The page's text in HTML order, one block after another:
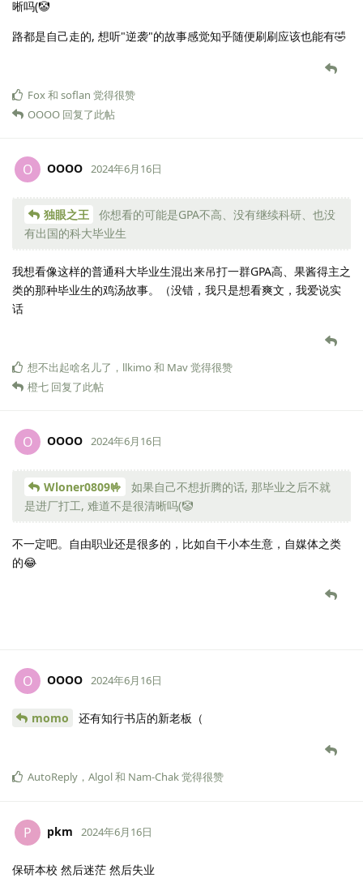
晰吗(🤡
路都是自己走的, 想听"逆袭"的故事感觉知乎随便刷刷应该也能有🤣
Fox和 soflan 觉得很赞
OOOO 回复了此帖
O OOOO 2024年6月16日
独眼之王
你想看的可能是GPA不高、没有继续科研、也没
有出国的科大毕业生
我想看像这样的普通科大毕业生混出来吊打一群GPA高、果酱得主之
类的那种毕业生的鸡汤故事。（没错，我只是想看爽文，我爱说实
话
想不出起啥名儿了 ， llkimo 和 Mav觉得很赞
橙七 回复了此帖
O OOOO 2024年6月16日
Wloner0809🤟
如果自己不想折腾的话, 那毕业之后不就
是进厂打工, 难道不是很清晰吗(🤡
不一定吧。自由职业还是很多的，比如自干小本生意，自媒体之类
的😂
O OOOO 2024年6月16日
momo 还有知行书店的新老板（
AutoReply ， Algol和 Nam-Chak觉得很赞
P pkm 2024年6月16日
保研本校 然后迷茫 然后失业